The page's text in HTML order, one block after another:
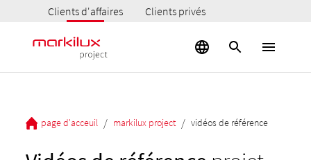
Clients d'affaires Clients privés
page d'acceuil / markilux project / vidéos de référence